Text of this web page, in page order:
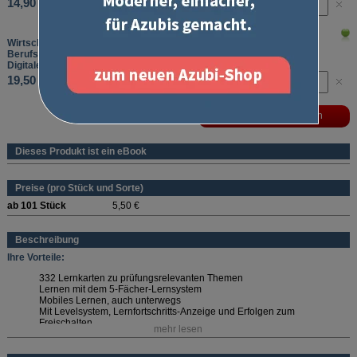
14,90 €
Wirtschafts- und Sozialkunde
Berufsübergreifendes Basiswissen
Digitale Lernkarten, Laufzeit: 12 Monate
19,50 €
Dieses Produkt ist ein eBook
Preise (pro Stück und Sorte)
ab 101 Stück
5,50 €
Beschreibung
Ihre Vorteile:
332 Lernkarten zu prüfungsrelevanten Themen
Lernen mit dem 5-Fächer-Lernsystem
Mobiles Lernen, auch unterwegs
Mit Levelsystem, Lernfortschritts-Anzeige und Erfolgen zum
Freischalten
mehr lesen